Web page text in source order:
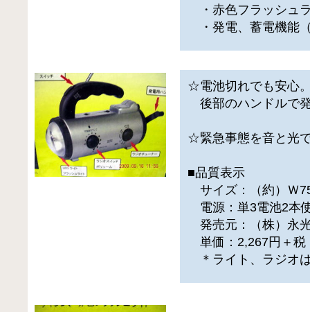
・赤色フラッシュ
・発電、蓄電機能
☆電池切れでも安心
後部のハンドルで
☆緊急事態を音と光
■品質表示
サイズ：（約）Ｗ
電源：単3電池2本
発売元：（株）永
単価：2,267円＋税
＊ライト、ラジオ